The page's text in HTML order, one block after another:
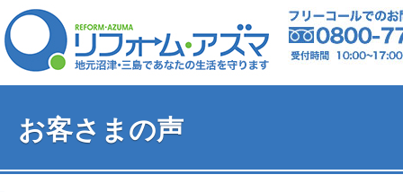
お客さまの声